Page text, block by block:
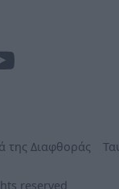
της Διαφθοράς
reserved